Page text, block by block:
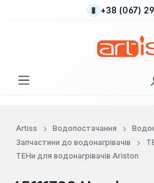
Перейти до основного вмісту
+38 (067)
Artiss Водопостачання
Запчастини до водонагрівачів
ТЕНи для водонагрівачів Ariston